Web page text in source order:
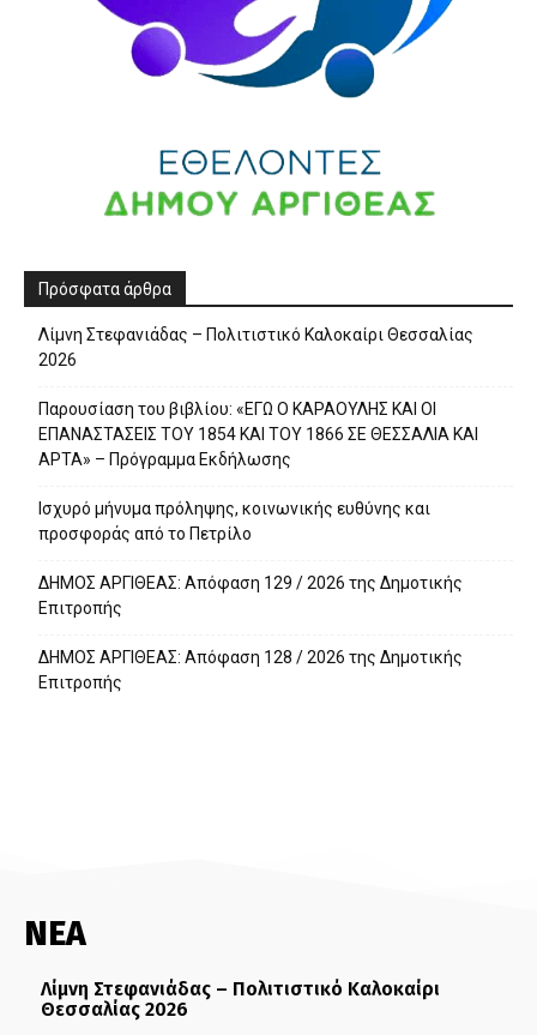
Πρόσφατα άρθρα
Λίμνη Στεφανιάδας – Πολιτιστικό Καλοκαίρι Θεσσαλίας
2026
Παρουσίαση του βιβλίου: «ΕΓΩ Ο ΚΑΡΑΟΥΛΗΣ ΚΑΙ ΟΙ
ΕΠΑΝΑΣΤΑΣΕΙΣ ΤΟΥ 1854 ΚΑΙ ΤΟΥ 1866 ΣΕ ΘΕΣΣΑΛΙΑ ΚΑΙ
ΑΡΤΑ» – Πρόγραμμα Εκδήλωσης
Ισχυρό μήνυμα πρόληψης, κοινωνικής ευθύνης και
προσφοράς από το Πετρίλο
ΔΗΜΟΣ ΑΡΓΙΘΕΑΣ: Απόφαση 129 / 2026 της Δημοτικής
Επιτροπής
ΔΗΜΟΣ ΑΡΓΙΘΕΑΣ: Απόφαση 128 / 2026 της Δημοτικής
Επιτροπής
ΝΕΑ
Λίμνη Στεφανιάδας – Πολιτιστικό Καλοκαίρι
Θεσσαλίας 2026